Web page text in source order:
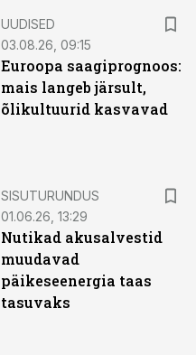
UUDISED
03.08.26, 09:15
Euroopa saagiprognoos:
mais langeb järsult,
õlikultuurid kasvavad
SISUTURUNDUS
01.06.26, 13:29
Nutikad akusalvestid
muudavad
päikeseenergia taas
tasuvaks